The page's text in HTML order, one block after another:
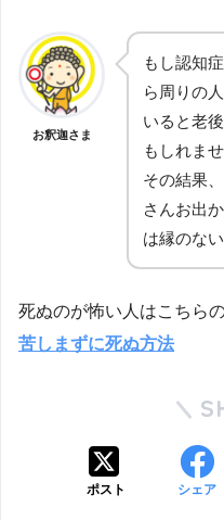
お釈迦さま
もし認知
ら周りの
いると老
もしれませ
その結果
さんお出
は縁のな
死ぬのが怖い人はこちら
苦しまずに死ぬ方法
ポスト シェア